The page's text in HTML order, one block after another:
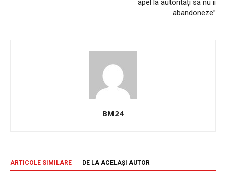
apel la autorități să nu îi
abandoneze”
BM24
ARTICOLE SIMILARE DE LA ACELAȘI AUTOR